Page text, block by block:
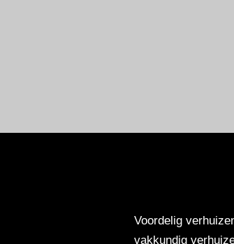
Voordelig
vakkundig